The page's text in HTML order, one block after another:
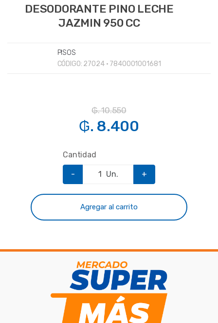
DESODORANTE PINO LECHE
JAZMIN 950 CC
PISOS
CÓDIGO: 27024 • 7840001001681
₲. 10.550
₲. 8.400
Cantidad
- Un. +
Agregar al carrito